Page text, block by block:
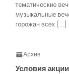
тематические
музыкальные
горожан всех […]
Архив
Условия акции